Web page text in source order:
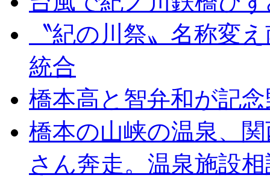
〝紀の川祭〟名称変
統合
橋本高と智弁和が記
橋本の山峡の温泉、
さん奔走。温泉施設